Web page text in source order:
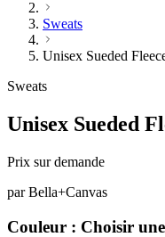
Sweats
Unisex Sueded
Sweats
Unisex Sueded
Prix sur demande
par Bella+Canvas
Couleur : Choisir